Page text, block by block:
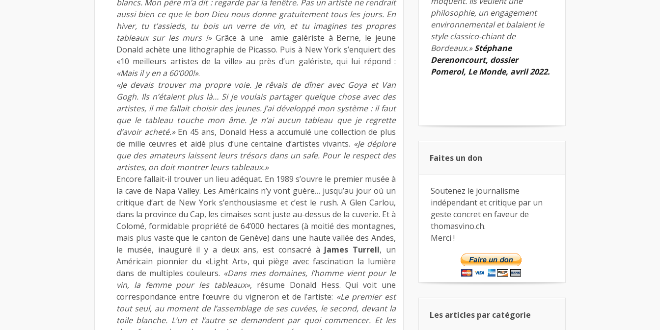
blancs. Mon père m’a dit : regarde par la fenêtre. Pas un artiste ne rendrait
aussi bien ce que le bon Dieu nous donne gratuitement tous les jours. En
hiver, tu t’assieds, tu bois un verre de vin, et tu imagines tes propres
tableaux sur les murs !»Grâce à une amie galériste à Berne, le jeune
Donald achète une lithographie de Picasso. Puis à New York s’enquiert des
«10 meilleurs artistes de la ville» au près d’un galériste, qui lui répond :
«Mais il y en a 60’000!».
«Je devais trouver ma propre voie. Je rêvais de dîner avec Goya et Van
Gogh. Ils n’étaient plus là… Si je voulais partager quelque chose avec des
artistes, il me fallait choisir des jeunes. J’ai développé mon système : il faut
que le tableau touche mon âme. Je n’ai aucun tableau que je regrette
d’avoir acheté.»En 45 ans, Donald Hess a accumulé une collection de plus
de mille œuvres et aidé plus d’une centaine d’artistes vivants. «Je déplore
que des amateurs laissent leurs trésors dans un safe. Pour le respect des
artistes, on doit montrer leurs tableaux.»
Encore fallait-il trouver un lieu adéquat. En 1989 s’ouvre le premier musée à
la cave de Napa Valley. Les Américains n’y vont guère… jusqu’au jour où un
critique d’art de New York s’enthousiasme et c’est le rush. A Glen Carlou,
dans la province du Cap, les cimaises sont juste au-dessus de la cuverie. Et à
Colomé, formidable propriété de 64’000 hectares (à moitié des montagnes,
mais plus vaste que le canton de Genève) dans une haute vallée des Andes,
le musée, inauguré il y a deux ans, est consacré à James Turrell, un
Américain pionnier du «Light Art», qui piège avec fascination la lumière
dans de multiples couleurs. «Dans mes domaines, l’homme vient pour le
vin, la femme pour les tableaux», résume Donald Hess. Qui voit une
correspondance entre l’œuvre du vigneron et de l’artiste: «Le premier est
tout seul, au moment de l’assemblage de ses cuvées, le second, devant la
toile blanche. L’un et l’autre se demandent par quoi commencer. Et les
philosophie, un engagement
environnemental et balaient le
style classico-chiant de
Bordeaux.»Stéphane
Derenoncourt, dossier
Pomerol, Le Monde, avril 2022.
Faites un don
Soutenez le journalisme
indépendant et critique par un
geste concret en faveur de
thomasvino.ch.
Merci !
Les articles par catégorie